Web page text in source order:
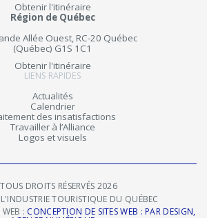
Obtenir l'itinéraire
Région de Québec
Allée Ouest, RC-20 Québec
(Québec) G1S 1C1
Obtenir l'itinéraire
LIENS RAPIDES
Actualités
Calendrier
des insatisfactions
Travailler à l’Alliance
Logos et visuels
TOUS DROITS RÉSERVÉS 2026
TOURISTIQUE DU QUÉBEC
: CONCEPTION DE SITES WEB : PAR DESIGN,